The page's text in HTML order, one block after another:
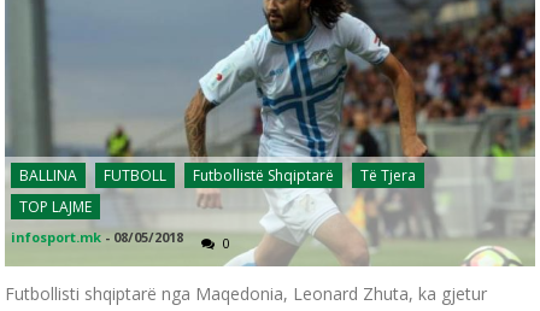
BALLINA FUTBOLL Futbollistë Shqiptarë
Të Tjera
TOP LAJME
infosport.mk - 08/05/2018 0
Futbollisti shqiptarë nga Maqedonia, Leonard Zhuta, ka gjetur